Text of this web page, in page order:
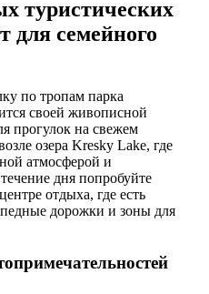
туристических
для семейного
по тропам парка
своей живописной
прогулок на свежем
озера Kresky Lake, где
атмосферой и
дня попробуйте
отдыха, где есть
дорожки и зоны для